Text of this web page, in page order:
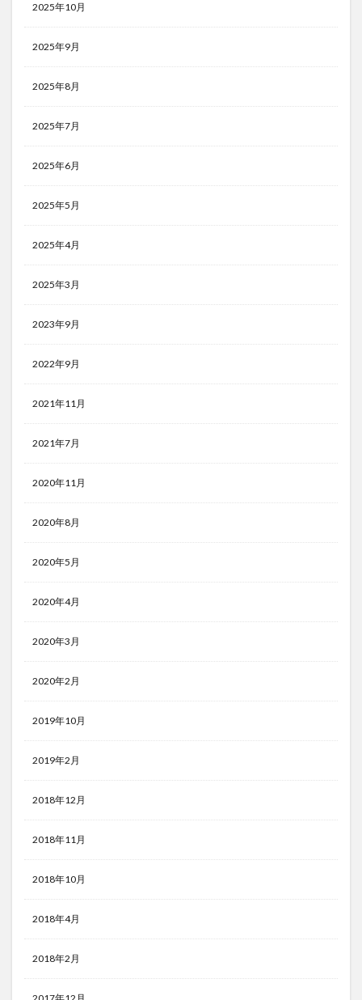
2025年10月
2025年9月
2025年8月
2025年7月
2025年6月
2025年5月
2025年4月
2025年3月
2023年9月
2022年9月
2021年11月
2021年7月
2020年11月
2020年8月
2020年5月
2020年4月
2020年3月
2020年2月
2019年10月
2019年2月
2018年12月
2018年11月
2018年10月
2018年4月
2018年2月